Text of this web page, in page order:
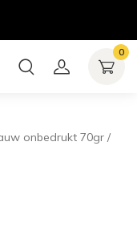
0
onbedrukt 70gr /